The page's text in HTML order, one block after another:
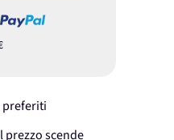
preferiti
prezzo scende